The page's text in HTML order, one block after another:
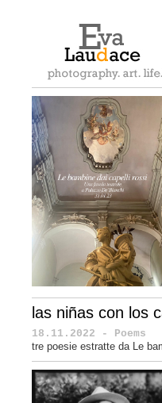
las niñas con los
18.11.2022 - Poems
tre poesie estratte da Le